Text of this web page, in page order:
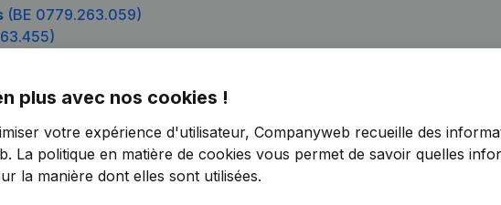
(BE 0779.263.059)
Fabrice
(BE 0779.263.851)
plus avec nos cookies !
votre expérience d'utilisateur, Companyweb recueille des
La politique en matière de cookies vous permet de savoir quelles
la manière dont elles sont utilisées.